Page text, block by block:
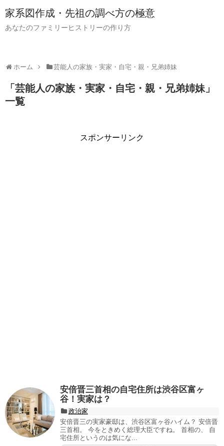
家系図作成・先祖の調べ方の極意
あなたのファミリーヒストリーの作り方
ホーム 芸能人の家族・実家・自宅・親・兄弟姉妹
「 芸能人の家族・実家・自宅・親・兄弟姉妹 」
一覧
スポンサーリンク
安倍晋三首相の自宅住所は渋谷区富ヶ
谷！実家は？
政治家
安倍晋三の実家豪邸は、渋谷区富ヶ谷ハイム？ 安倍晋
三首相。 今をときめく総理大臣ですね。 首相の、 自
宅住所というのは気にな...